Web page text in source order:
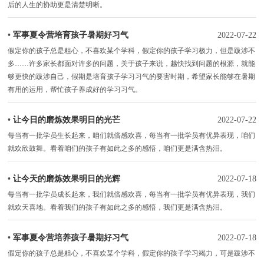
后的人生的协助更是清楚明晰。
•军事夏令营培育孩子暑期好习气 2022-07-22
假定你的孩子总是粗心，不喜欢某个学科，假定你的孩子学习极力，但是跋涉不
多……许多家长都面对许多的问题，关于孩子来说，越快找到问题的根源，就能
够更快的跋涉自己，假期是培育孩子学习习气的要害时期，希望家长能够在暑期
有用的运用，帮忙孩子养成好的学习习气。
•让今日的磨炼效果明日的光芒 2022-07-22
每当有一批学员生长起来，咱们就倍感欢喜，每当有一批学员有优异表现，咱们
就欢欣鼓舞。看着咱们的孩子有如此之多的感悟，咱们更是满含热泪。
•让今天的磨炼效果明日的光辉 2022-07-18
每当有一批学员成长起来，我们就倍感欢喜，每当有一批学员有优异表现，我们
就欢天喜地。看着我们的孩子有如此之多的感悟，我们更是满含热泪。
•军事夏令营培养孩子暑期好习气 2022-07-18
假定你的孩子总是粗心，不喜欢某个学科，假定你的孩子学习竭力，可是跋涉不